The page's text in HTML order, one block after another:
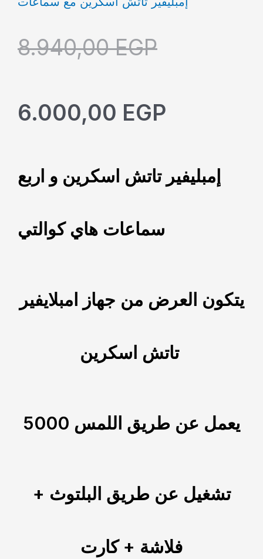
8.940,00EGP
6.000,00 EGP
إمبليفير تاتش اسكرين و اربع
سماعات هاي كوالتي
يتكون العرض من جهاز امبلايفير
تاتش اسكرين
يعمل عن طريق اللمس 5000
تشغيل عن طريق البلتوث +
فلاشة + كارت